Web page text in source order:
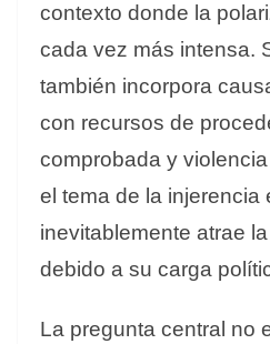
contexto donde la
cada vez más intensa.
también incorpora
con recursos de
comprobada y
el tema de la injerencia
inevitablemente atrae
debido a su carga
La pregunta central no